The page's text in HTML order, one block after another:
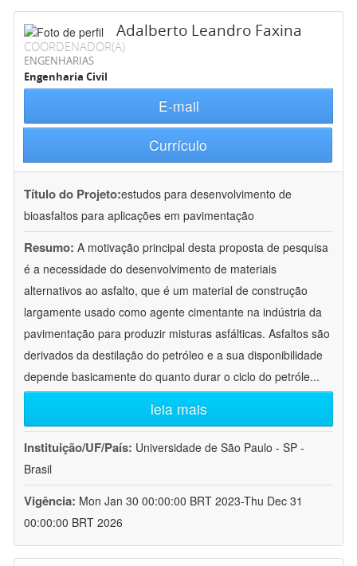
Adalberto Leandro Faxina
COORDENADOR(A)
ENGENHARIAS
Engenharia Civil
E-mail
Currículo
Título do Projeto:estudos para desenvolvimento de
bioasfaltos para aplicações em pavimentação
Resumo: A motivação principal desta proposta de pesquisa
é a necessidade do desenvolvimento de materiais
alternativos ao asfalto, que é um material de construção
largamente usado como agente cimentante na indústria da
pavimentação para produzir misturas asfálticas. Asfaltos são
derivados da destilação do petróleo e a sua disponibilidade
depende basicamente do quanto durar o ciclo do petróle...
leia mais
Instituição/UF/País: Universidade de São Paulo - SP -
Brasil
Vigência: Mon Jan 30 00:00:00 BRT 2023-Thu Dec 31
00:00:00 BRT 2026